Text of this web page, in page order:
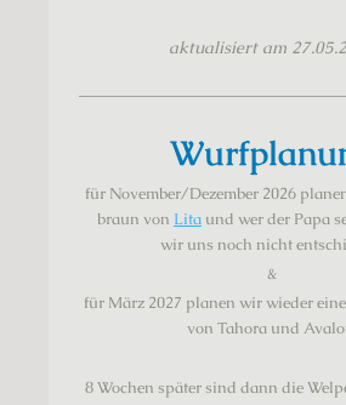
aktualisiert am
für November/Dezember 2026
braun von Lita und wer der Papa
wir uns noch nicht
&
für März 2027 planen wir wieder
von Tahora und
8 Wochen später sind dann die